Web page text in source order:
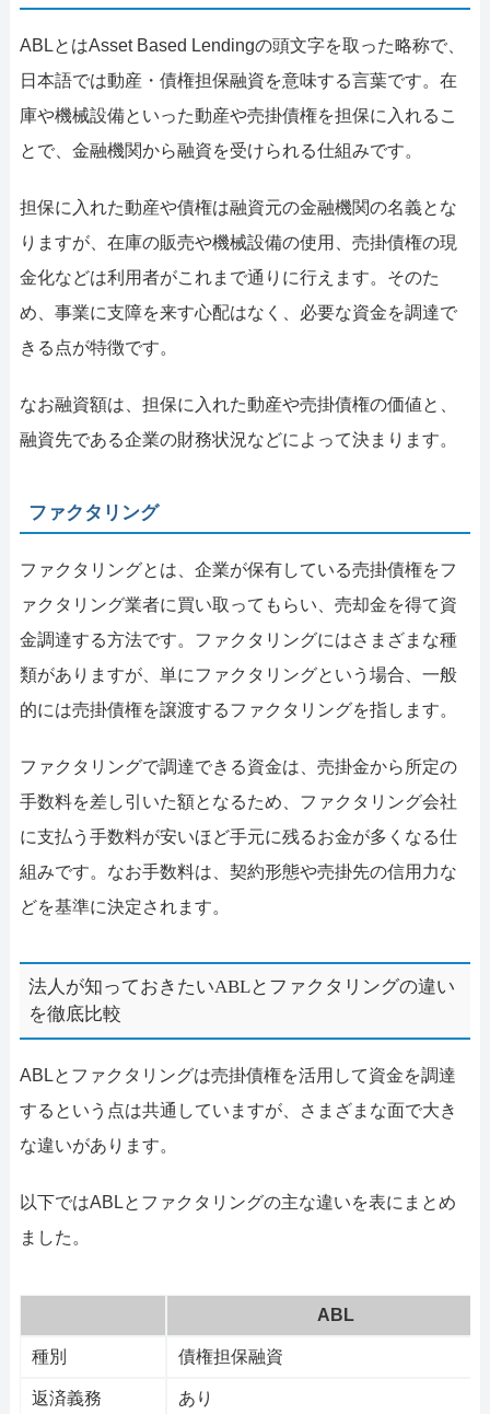
ABLとはAsset Based Lendingの頭文字を取った略称で、
日本語では動産・債権担保融資を意味する言葉です。在
庫や機械設備といった動産や売掛債権を担保に入れるこ
とで、金融機関から融資を受けられる仕組みです。
担保に入れた動産や債権は融資元の金融機関の名義とな
りますが、在庫の販売や機械設備の使用、売掛債権の現
金化などは利用者がこれまで通りに行えます。そのた
め、事業に支障を来す心配はなく、必要な資金を調達で
きる点が特徴です。
なお融資額は、担保に入れた動産や売掛債権の価値と、
融資先である企業の財務状況などによって決まります。
ファクタリング
ファクタリングとは、企業が保有している売掛債権をフ
ァクタリング業者に買い取ってもらい、売却金を得て資
金調達する方法です。ファクタリングにはさまざまな種
類がありますが、単にファクタリングという場合、一般
的には売掛債権を譲渡するファクタリングを指します。
ファクタリングで調達できる資金は、売掛金から所定の
手数料を差し引いた額となるため、ファクタリング会社
に支払う手数料が安いほど手元に残るお金が多くなる仕
組みです。なお手数料は、契約形態や売掛先の信用力な
どを基準に決定されます。
法人が知っておきたいABLとファクタリングの違い
を徹底比較
ABLとファクタリングは売掛債権を活用して資金を調達
するという点は共通していますが、さまざまな面で大き
な違いがあります。
以下ではABLとファクタリングの主な違いを表にまとめ
ました。
ABL
種別 債権担保融資
返済義務 あり